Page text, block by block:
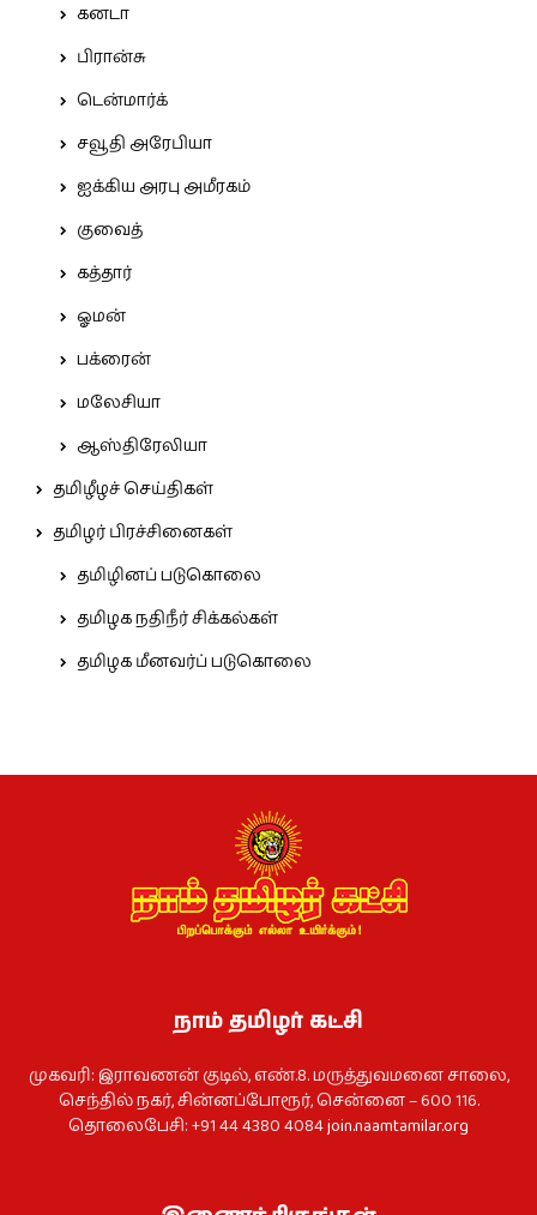
கனடா
பிரான்சு
டென்மார்க்
சவூதி அரேபியா
ஐக்கிய அரபு அமீரகம்
குவைத்
கத்தார்
ஓமன்
பக்ரைன்
மலேசியா
ஆஸ்திரேலியா
தமிழீழச் செய்திகள்
தமிழர் பிரச்சினைகள்
தமிழினப் படுகொலை
தமிழக நதிநீர் சிக்கல்கள்
தமிழக மீனவர்ப் படுகொலை
நாம் தமிழர் கட்சி
முகவரி: இராவணன் குடில், எண்.8. மருத்துவமனை சாலை,
செந்தில் நகர், சின்னப்போரூர், சென்னை – 600 116.
தொலைபேசி: +91 44 4380 4084join.naamtamilar.org